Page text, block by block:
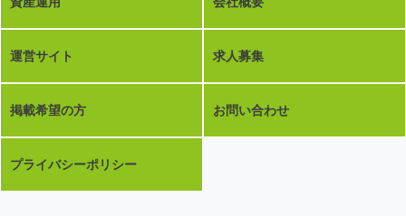
運営サイト 求人募集
掲載希望の方 お問い合わせ
プライバシーポリシー